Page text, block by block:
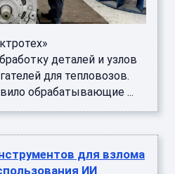
деталей и узлов
для тепловозов.
обрабатывающие ...
для взлома
ИИ